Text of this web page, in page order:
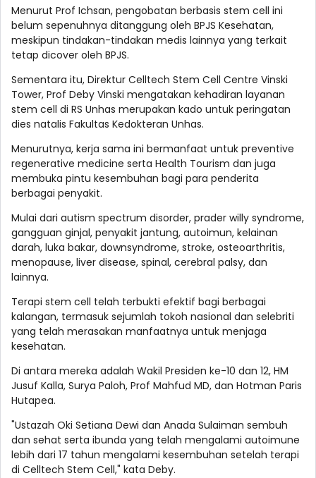
Menurut Prof Ichsan, pengobatan berbasis stem cell ini
belum sepenuhnya ditanggung oleh BPJS Kesehatan,
meskipun tindakan-tindakan medis lainnya yang terkait
tetap dicover oleh BPJS.
Sementara itu, Direktur Celltech Stem Cell Centre Vinski
Tower, Prof Deby Vinski mengatakan kehadiran layanan
stem cell di RS Unhas merupakan kado untuk peringatan
dies natalis Fakultas Kedokteran Unhas.
Menurutnya, kerja sama ini bermanfaat untuk preventive
regenerative medicine serta Health Tourism dan juga
membuka pintu kesembuhan bagi para penderita
berbagai penyakit.
Mulai dari autism spectrum disorder, prader willy syndrome,
gangguan ginjal, penyakit jantung, autoimun, kelainan
darah, luka bakar, downsyndrome, stroke, osteoarthritis,
menopause, liver disease, spinal, cerebral palsy, dan
lainnya.
Terapi stem cell telah terbukti efektif bagi berbagai
kalangan, termasuk sejumlah tokoh nasional dan selebriti
yang telah merasakan manfaatnya untuk menjaga
kesehatan.
Di antara mereka adalah Wakil Presiden ke-10 dan 12, HM
Jusuf Kalla, Surya Paloh, Prof Mahfud MD, dan Hotman Paris
Hutapea.
"Ustazah Oki Setiana Dewi dan Anada Sulaiman sembuh
dan sehat serta ibunda yang telah mengalami autoimune
lebih dari 17 tahun mengalami kesembuhan setelah terapi
di Celltech Stem Cell," kata Deby.